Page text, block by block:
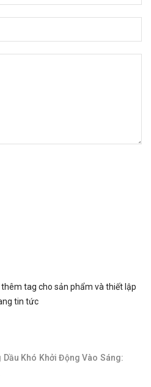
tag cho sản phẩm và thiết lập
tin tức
Khó Khởi Động Vào Sáng: